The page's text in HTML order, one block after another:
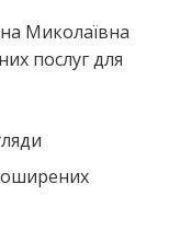
Миколаївна
послуг для